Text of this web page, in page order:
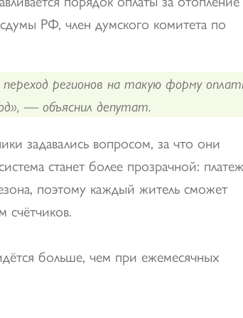
РФ, член думского комитета по
регионов на такую форму
— объяснил депутат.
задавались вопросом, за что они
станет более прозрачной:
поэтому каждый житель сможет
счётчиков.
больше, чем при ежемесячных